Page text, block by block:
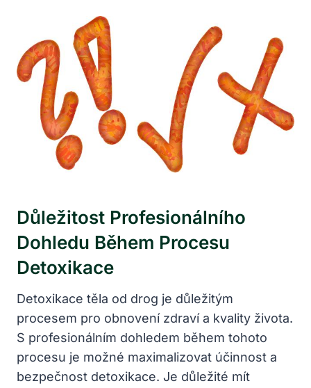
Důležitost Profesionálního
Dohledu Během Procesu
Detoxikace
Detoxikace těla od drog je důležitým
procesem pro obnovení zdraví a kvality života.
S profesionálním dohledem během tohoto
procesu je možné maximalizovat účinnost a
bezpečnost detoxikace. Je důležité mít